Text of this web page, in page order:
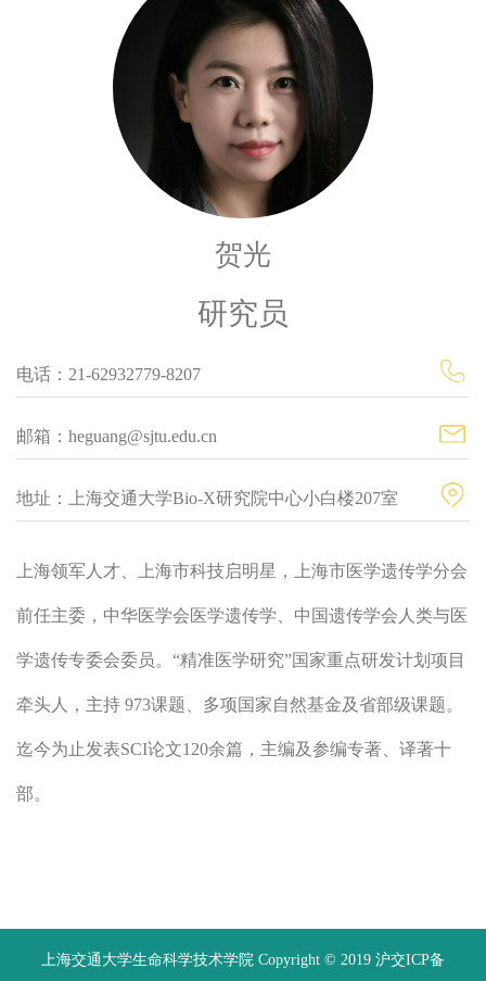
贺光
研究员
电话：21-62932779-8207
邮箱：heguang@sjtu.edu.cn
地址：上海交通大学Bio-X研究院中心小白楼207室
上海领军人才、上海市科技启明星，上海市医学遗传学分会
前任主委，中华医学会医学遗传学、中国遗传学会人类与医
学遗传专委会委员。“精准医学研究”国家重点研发计划项目
牵头人，主持 973课题、多项国家自然基金及省部级课题。
迄今为止发表SCI论文120余篇，主编及参编专著、译著十
部。
上海交通大学生命科学技术学院 Copyright © 2019 沪交ICP备